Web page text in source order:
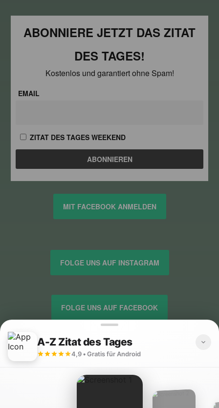
ABONNIERE JETZT DAS ZITAT
DES TAGES!
Kostenlos und garantiert ohne Spam!
EMAIL
ZITAT DES TAGES WEEKEND
MIT FACEBOOK ANMELDEN
FOLGE UNS AUF INSTAGRAM
FOLGE UNS AUF FACEBOOK
FOLGE UNS AUF TWITTER